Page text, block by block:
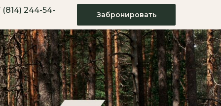
(814) 244-54-
Забронировать